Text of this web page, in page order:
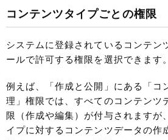
コンテンツタイプごとの権限
システムに登録されているコンテン
ールで許可する権限を選択できます。
例えば、「作成と公開」にある「コ
理」権限では、すべてのコンテンツ
限（作成や編集）が付与されますが
イプに対するコンテンツデータの作